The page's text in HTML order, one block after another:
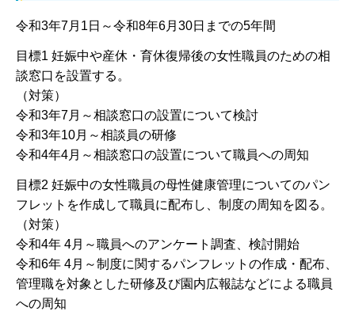
令和3年7月1日～令和8年6月30日までの5年間
目標1 妊娠中や産休・育休復帰後の女性職員のための相
談窓口を設置する。
（対策）
令和3年7月～相談窓口の設置について検討
令和3年10月～相談員の研修
令和4年4月～相談窓口の設置について職員への周知
目標2 妊娠中の女性職員の母性健康管理についてのパン
フレットを作成して職員に配布し、制度の周知を図る。
（対策）
令和4年 4月～職員へのアンケート調査、検討開始
令和6年 4月～制度に関するパンフレットの作成・配布、
管理職を対象とした研修及び園内広報誌などによる職員
への周知